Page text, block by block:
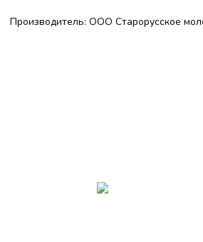
Производитель: ООО Старорусское